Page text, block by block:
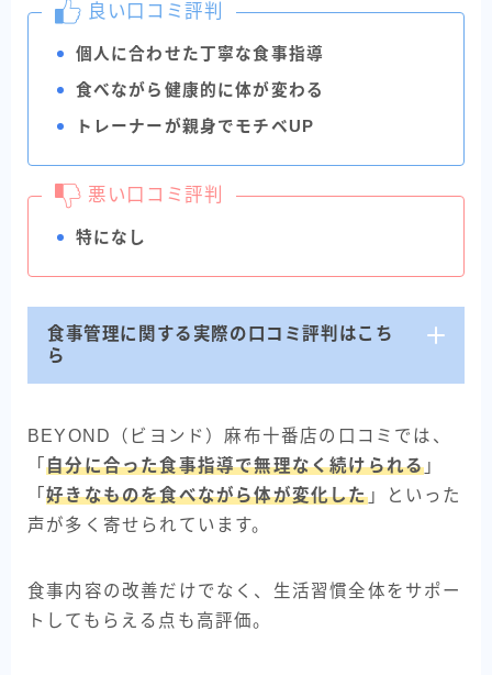
良い口コミ評判
個人に合わせた丁寧な食事指導
食べながら健康的に体が変わる
トレーナーが親身でモチベUP
悪い口コミ評判
特になし
食事管理に関する実際の口コミ評判はこち
ら
BEYOND（ビヨンド）麻布十番店の口コミでは、
「自分に合った食事指導で無理なく続けられる 」
「好きなものを食べながら体が変化した」といった
声が多く寄せられています。
食事内容の改善だけでなく、生活習慣全体をサポー
トしてもらえる点も高評価。